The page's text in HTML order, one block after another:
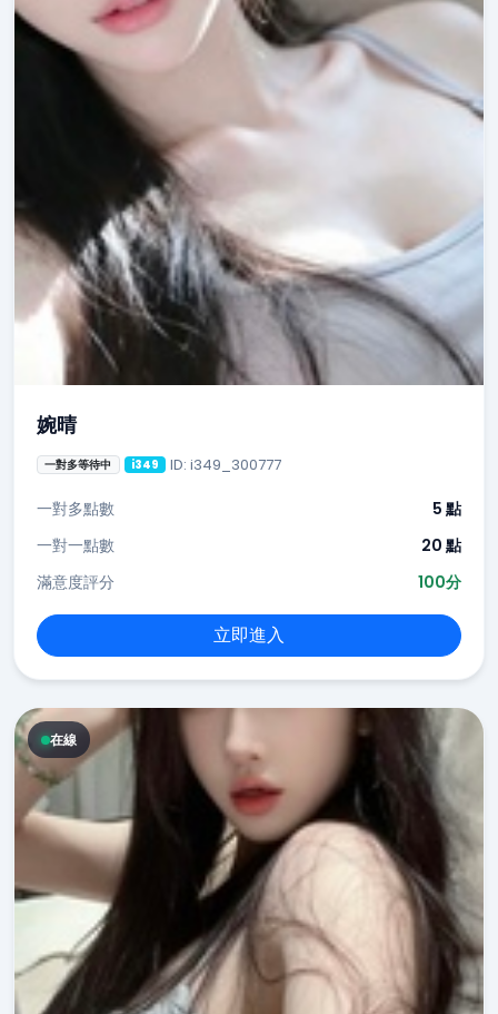
婉晴
一對多等待中 i349 ID: i349_300777
一對多點數
5 點
一對一點數
20 點
滿意度評分
100分
立即進入
在線